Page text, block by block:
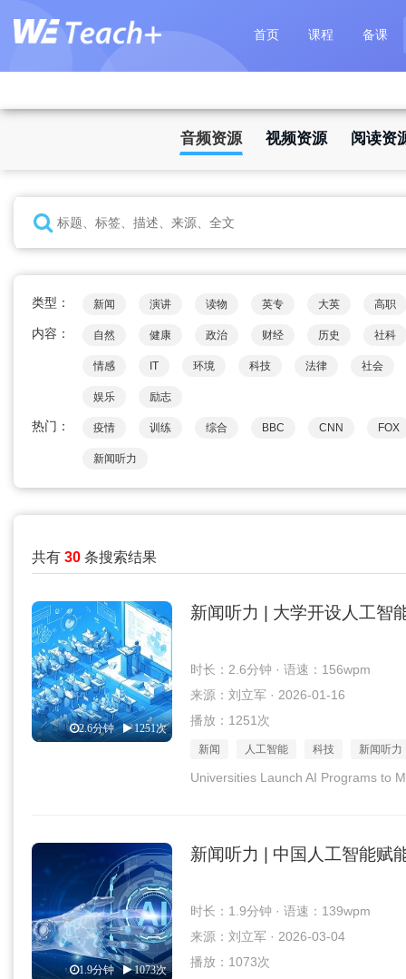
首页 课程 备课
音频资源 视频资源 阅读资
类型： 新闻 演讲 读物 英专 大英 高职
内容： 自然 健康 政治 财经 历史 社科
情感 IT 环境 科技 法律 社会
娱乐 励志
热门： 疫情 训练 综合 BBC CNN FOX
新闻听力
共有 30 条搜索结果
2.6分钟 1251次
新闻听力 | 大学开设人工智
时长：2.6分钟 · 语速：156wpm
来源：刘立军 · 2026-01-16
播放：1251次
新闻 人工智能 科技 新闻听力
Universities Launch AI Programs to
1.9分钟 1073次
新闻听力 | 中国人工智能赋
时长：1.9分钟 · 语速：139wpm
来源：刘立军 · 2026-03-04
播放：1073次